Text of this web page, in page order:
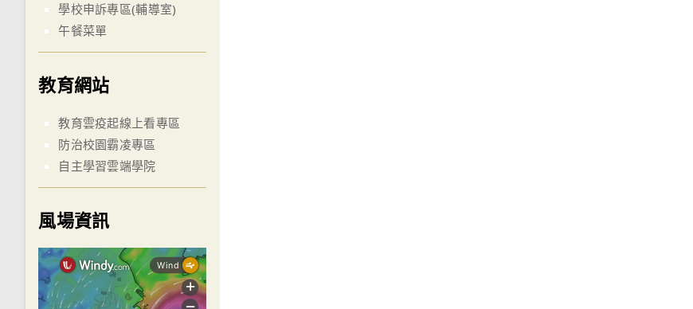
學校申訴專區(輔導室)
午餐菜單
教育網站
教育雲疫起線上看專區
防治校園霸凌專區
自主學習雲端學院
風場資訊